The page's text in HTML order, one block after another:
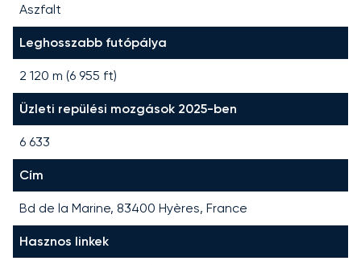
Aszfalt
Leghosszabb futópálya
2 120 m (6 955 ft)
Üzleti repülési mozgások 2025-ben
6 633
Cím
Bd de la Marine, 83400 Hyères, France
Hasznos linkek